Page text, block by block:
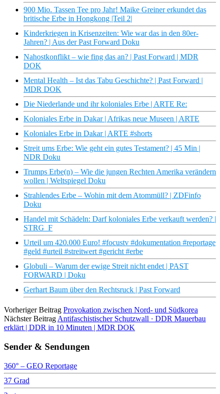
900 Mio. Tassen Tee pro Jahr! Maike Greiner erkundet das
britische Erbe in Hongkong |Teil 2|
Kinderkriegen in Krisenzeiten: Wie war das in den 80er-
Jahren? | Aus der Past Forward Doku
Nahostkonflikt – wie fing das an? | Past Forward | MDR
DOK
Mental Health – Ist das Tabu Geschichte? | Past Forward |
MDR DOK
Die Niederlande und ihr koloniales Erbe | ARTE Re:
Koloniales Erbe in Dakar | Afrikas neue Museen | ARTE
Koloniales Erbe in Dakar | ARTE #shorts
Streit ums Erbe: Wie geht ein gutes Testament? | 45 Min |
NDR Doku
Trumps Erbe(n) – Wie die jungen Rechten Amerika verändern
wollen | Weltspiegel Doku
Strahlendes Erbe – Wohin mit dem Atommüll? | ZDFinfo
Doku
Handel mit Schädeln: Darf koloniales Erbe verkauft werden? |
STRG_F
Urteil um 420.000 Euro! #focustv #dokumentation #reportage
#geld #urteil #streitwert #gericht #erbe
Globuli – Warum der ewige Streit nicht endet | PAST
FORWARD | Doku
Gerhart Baum über den Rechtsruck | Past Forward
Vorheriger Beitrag Provokation zwischen Nord- und Südkorea
Nächster Beitrag Antifaschistischer Schutzwall · DDR Mauerbau
erklärt | DDR in 10 Minuten | MDR DOK
Sender & Sendungen
360° – GEO Reportage
37 Grad